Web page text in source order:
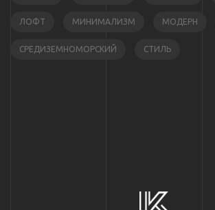
ЛОФТ МИНИМАЛИЗМ МОДЕРН
СРЕДИЗЕМНОМОРСКИЙ СТИЛЬ